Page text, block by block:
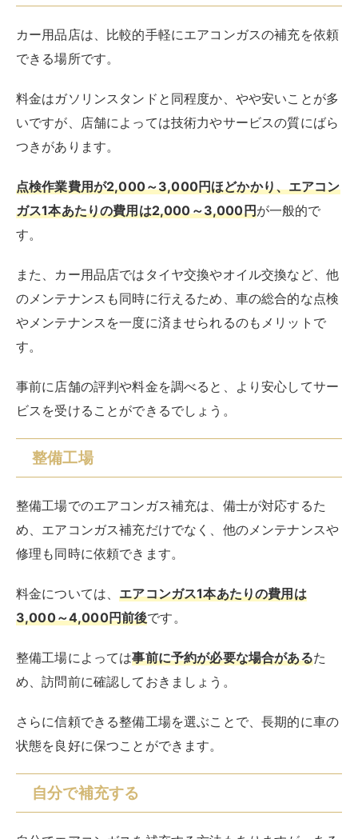
カー用品店は、比較的手軽にエアコンガスの補充を依頼
できる場所です。
料金はガソリンスタンドと同程度か、やや安いことが多
いですが、店舗によっては技術力やサービスの質にばら
つきがあります。
点検作業費用が2,000～3,000円ほどかかり、エアコン
ガス1本あたりの費用は2,000～3,000円が一般的で
す。
また、カー用品店ではタイヤ交換やオイル交換など、他
のメンテナンスも同時に行えるため、車の総合的な点検
やメンテナンスを一度に済ませられるのもメリットで
す。
事前に店舗の評判や料金を調べると、より安心してサー
ビスを受けることができるでしょう。
整備工場
整備工場でのエアコンガス補充は、備士が対応するた
め、エアコンガス補充だけでなく、他のメンテナンスや
修理も同時に依頼できます。
料金については、エアコンガス1本あたりの費用は
3,000～4,000円前後です。
整備工場によっては事前に予約が必要な場合があるた
め、訪問前に確認しておきましょう。
さらに信頼できる整備工場を選ぶことで、長期的に車の
状態を良好に保つことができます。
自分で補充する